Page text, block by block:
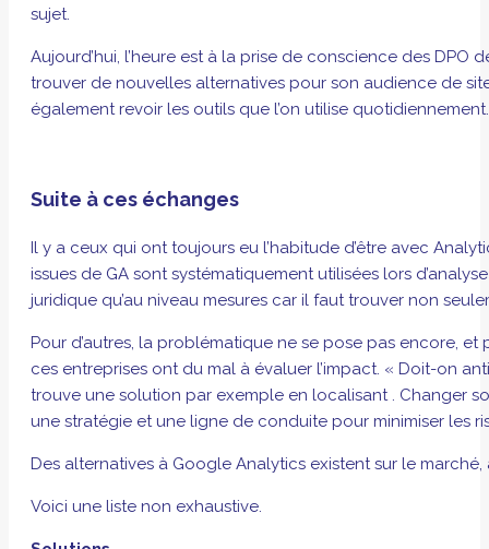
sujet.
Aujourd’hui, l’heure est à la prise de conscience des
trouver de nouvelles alternatives pour son audience de
également revoir les outils que l’on utilise quotidiennement.
Suite à ces échanges
Il y a ceux qui ont toujours eu l’habitude d’être avec
issues de GA sont systématiquement utilisées lors
juridique qu’au niveau mesures car il faut trouver non
Pour d’autres, la problématique ne se pose pas encore,
ces entreprises ont du mal à évaluer l’impact. « Doit-on
trouve une solution par exemple en localisant . Changer
une stratégie et une ligne de conduite pour minimiser les
Des alternatives à Google Analytics existent sur le marché,
Voici une liste non exhaustive.